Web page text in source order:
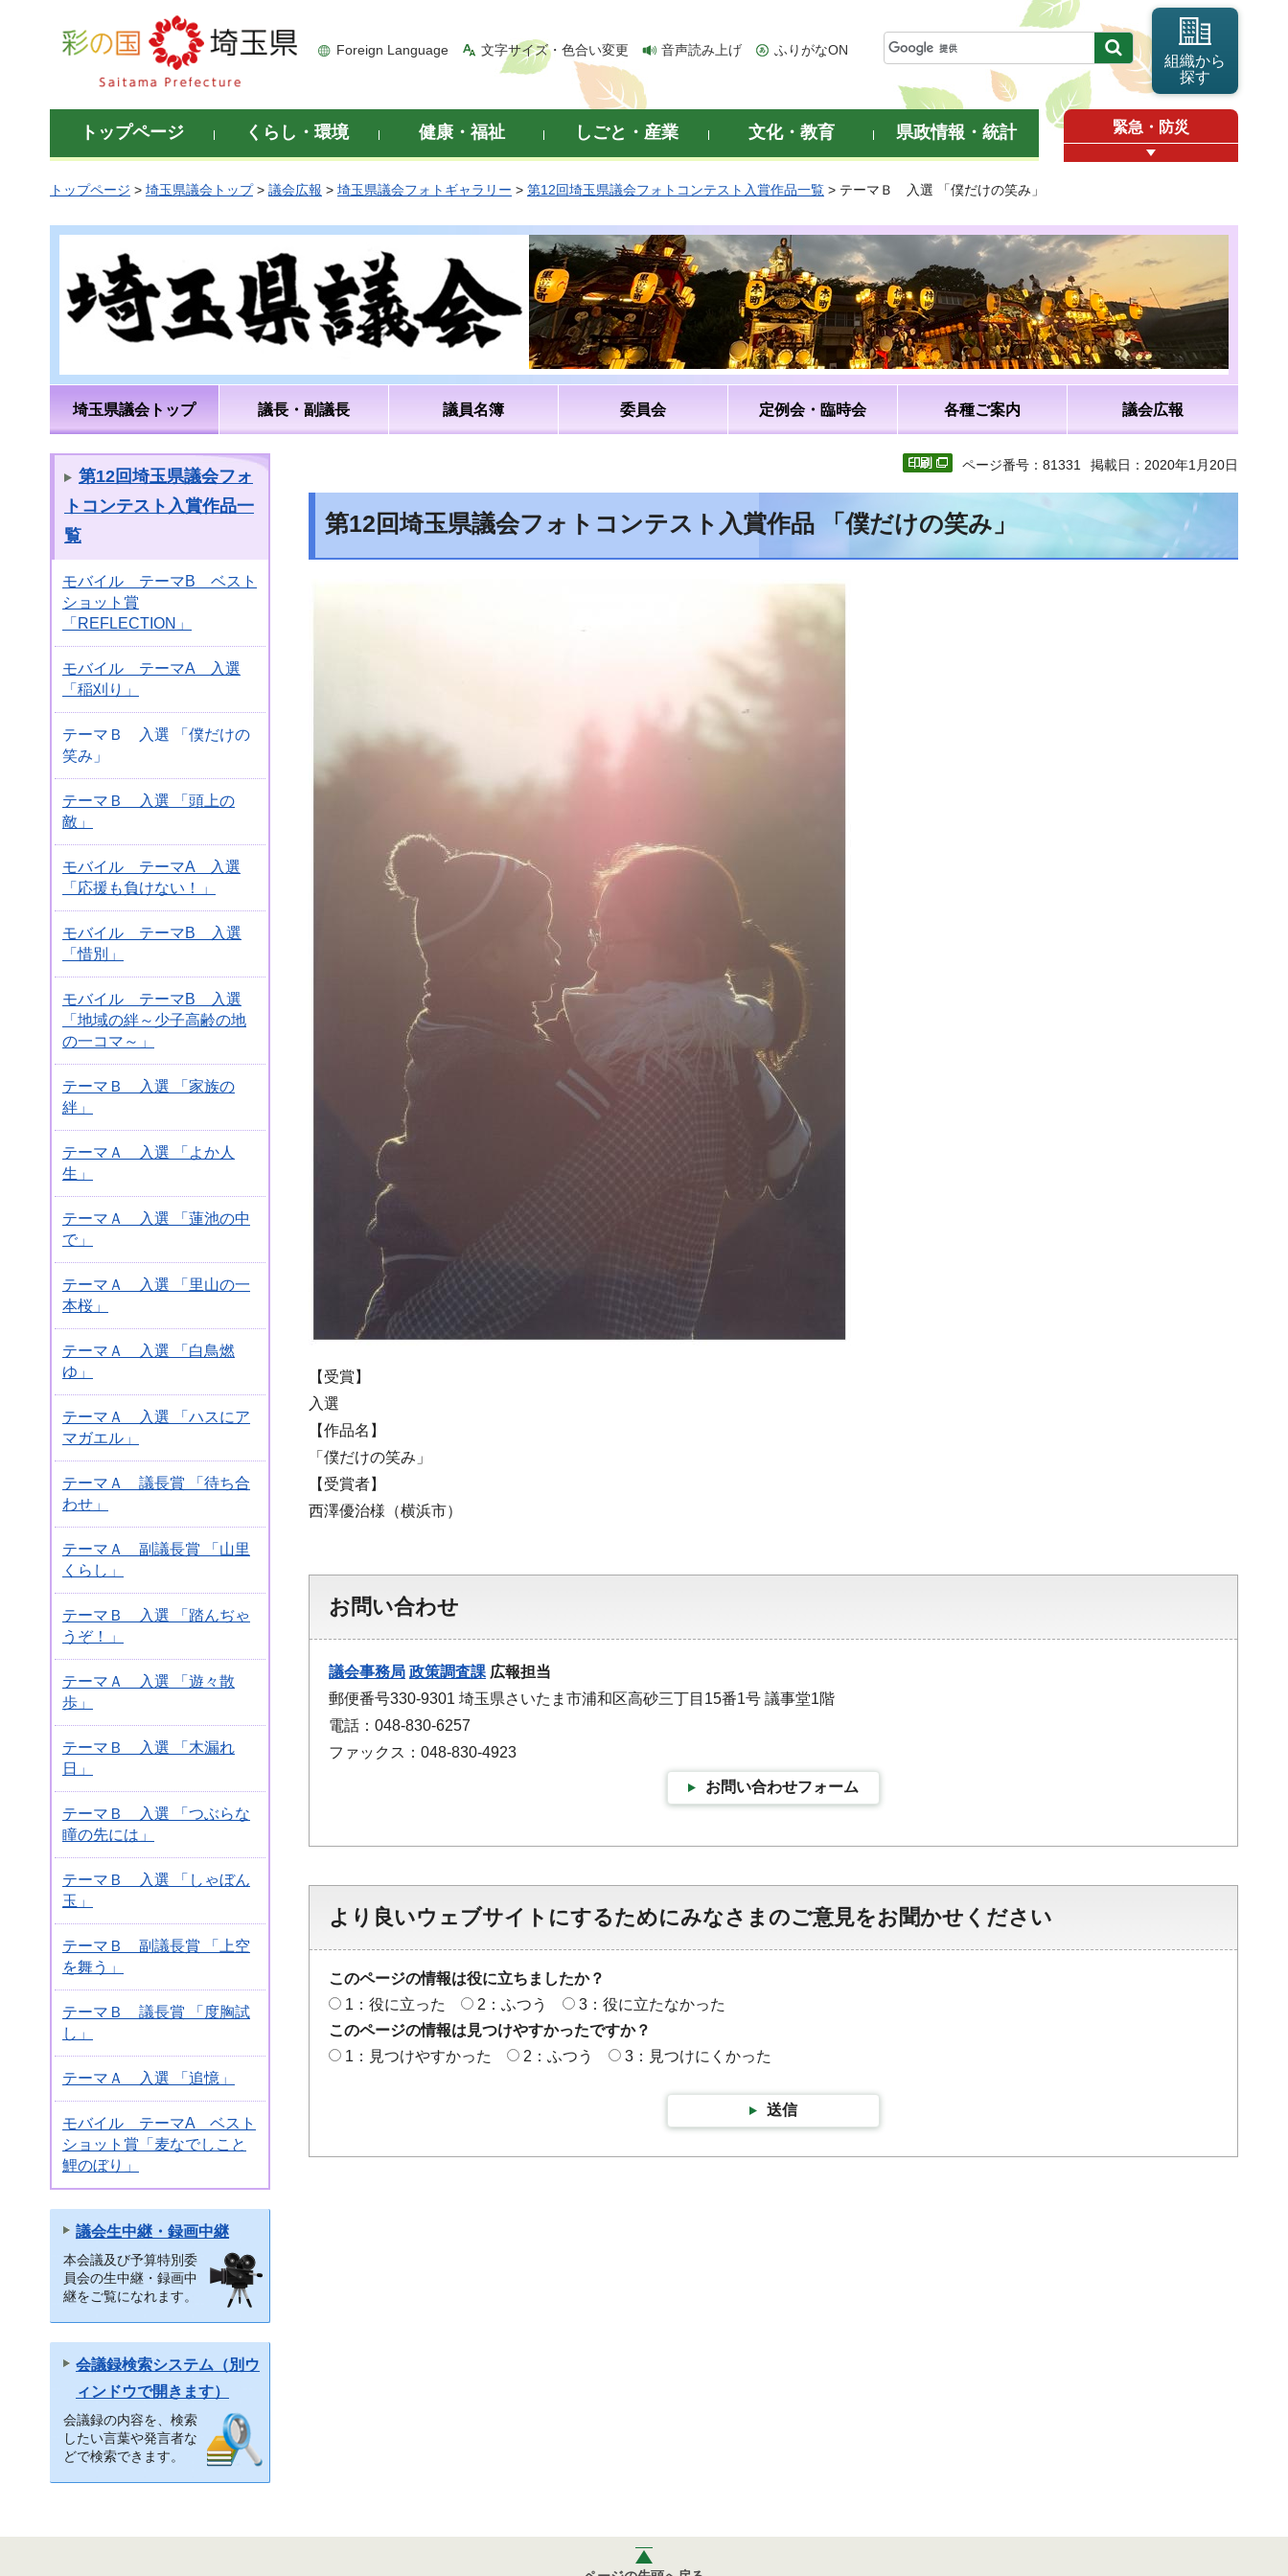
彩の国 埼玉県
Foreign Language 文字サイズ・色合い変更 音声読み上げ ふりがなON
組織から
探す
トップページ くらし・環境 健康・福祉 しごと・産業 文化・教育 県政情報・統計 緊急・防災
トップページ > 埼玉県議会トップ> 議会広報 > 埼玉県議会フォトギャラリー > 第12回埼玉県議会フォトコンテスト入賞作品一覧 > テーマＢ 入選 「僕だけの笑み」
埼玉県議会トップ 議長・副議長 議員名簿 委員会 定例会・臨時会 各種ご案内 議会広報
第12回埼玉県議会フォ
トコンテスト入賞作品一
覧
モバイル テーマB ベスト
ショット賞
「REFLECTION」
モバイル テーマA 入選
「稲刈り」
テーマＢ 入選 「僕だけの
笑み」
テーマＢ 入選 「頭上の
敵」
モバイル テーマA 入選
「応援も負けない！」
モバイル テーマB 入選
「惜別」
モバイル テーマB 入選
「地域の絆～少子高齢の地
の一コマ～」
テーマＢ 入選 「家族の
絆」
テーマＡ 入選 「よか人
生」
テーマＡ 入選 「蓮池の中
で」
テーマＡ 入選 「里山の一
本桜」
テーマＡ 入選 「白鳥燃
ゆ」
テーマＡ 入選 「ハスにア
マガエル」
テーマＡ 議長賞 「待ち合
わせ」
テーマＡ 副議長賞 「山里
くらし」
テーマＢ 入選 「踏んぢゃ
うぞ！」
テーマＡ 入選 「遊々散
歩」
テーマＢ 入選 「木漏れ
日」
テーマＢ 入選 「つぶらな
瞳の先には」
テーマＢ 入選 「しゃぼん
玉」
テーマＢ 副議長賞 「上空
を舞う」
テーマＢ 議長賞 「度胸試
し」
テーマＡ 入選 「追憶」
モバイル テーマA ベスト
ショット賞「麦なでしこと
鯉のぼり」
議会生中継・録画中継
本会議及び予算特別委
員会の生中継・録画中
継をご覧になれます。
会議録検索システム（別ウ
ィンドウで開きます）
会議録の内容を、検索
したい言葉や発言者な
どで検索できます。
ページ番号：81331 掲載日：2020年1月20日
第12回埼玉県議会フォトコンテスト入賞作品 「僕だけの笑み」
【受賞】
入選
【作品名】
「僕だけの笑み」
【受賞者】
西澤優治様（横浜市）
お問い合わせ
議会事務局 政策調査課広報担当
郵便番号330-9301 埼玉県さいたま市浦和区高砂三丁目15番1号 議事堂1階
電話：048-830-6257
ファックス：048-830-4923
お問い合わせフォーム
より良いウェブサイトにするためにみなさまのご意見をお聞かせください
このページの情報は役に立ちましたか？
1：役に立った
2：ふつう
3：役に立たなかった
このページの情報は見つけやすかったですか？
1：見つけやすかった
2：ふつう 3：見つけにくかった
送信